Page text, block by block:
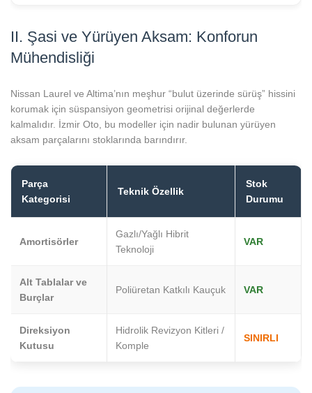
II. Şasi ve Yürüyen Aksam: Konforun
Mühendisliği
Nissan Laurel ve Altima’nın meşhur “bulut üzerinde sürüş” hissini
korumak için süspansiyon geometrisi orijinal değerlerde
kalmalıdır. İzmir Oto, bu modeller için nadir bulunan yürüyen
aksam parçalarını stoklarında barındırır.
Parça
Kategorisi
Teknik Özellik
Stok
Durumu
Amortisörler
Gazlı/Yağlı Hibrit
Teknoloji
VAR
Alt Tablalar ve
Burçlar
Poliüretan Katkılı Kauçuk VAR
Direksiyon
Kutusu
Hidrolik Revizyon Kitleri /
Komple
SINIRLI